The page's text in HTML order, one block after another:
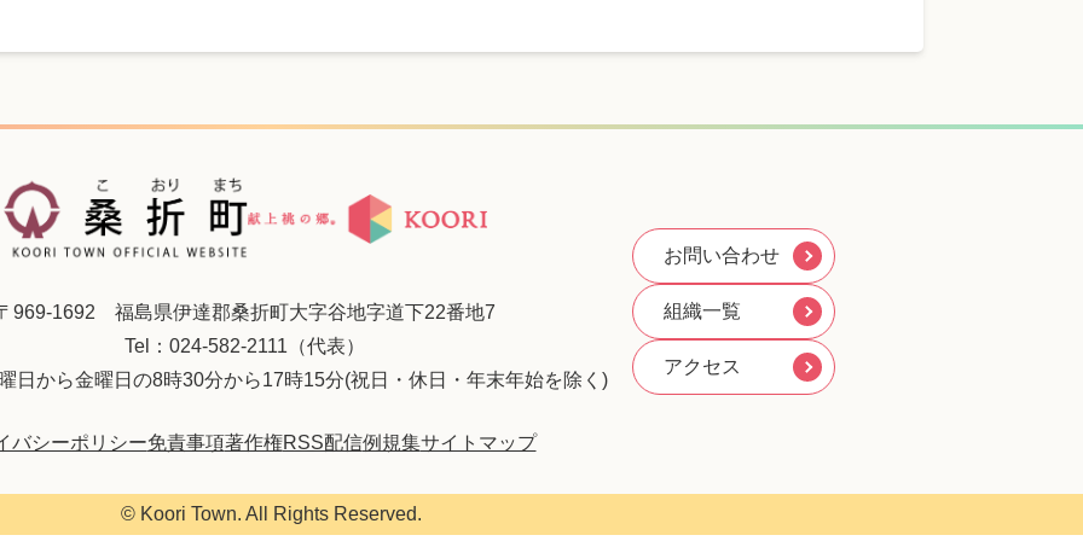
969-1692 福島県伊達郡桑折町大字谷地字道下22番地7
Tel：024-582-2111（代表）
日から金曜日の8時30分から17時15分(祝日・休日・年末年始を除く)
バシーポリシー免責事項著作権RSS配信例規集サイトマップ
お問い合わせ
組織一覧
アクセス
© Koori Town. All Rights Reserved.